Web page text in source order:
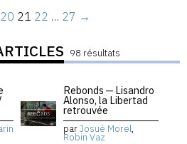
20 21 22 … 27 →
98 résultats
Rebonds — Lisandro
Alonso, la Libertad
retrouvée
parJosué Morel,
Robin Vaz